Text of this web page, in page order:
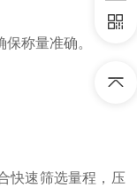
称量准确。
速筛选量程，压